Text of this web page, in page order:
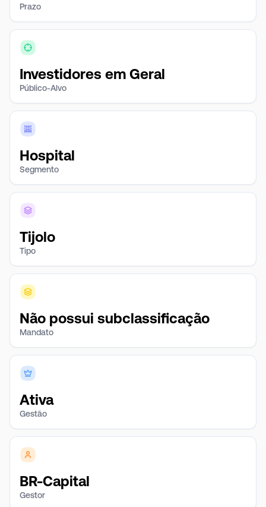
Prazo
Investidores em Geral
Público-Alvo
Hospital
Segmento
Tijolo
Tipo
Não possui subclassificação
Mandato
Ativa
Gestão
BR-Capital
Gestor